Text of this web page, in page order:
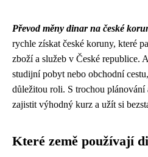
Převod měny dinar na české
rychle získat české koruny, které
zboží a služeb v České republice.
studijní pobyt nebo obchodní cestu,
důležitou roli. S trochou plánování
zajistit výhodný kurz a užít si
Které země používají